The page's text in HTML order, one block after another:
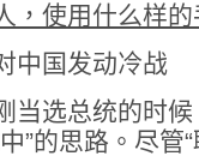
，使用什么样
中国发动冷战
当选总统的时
”的思路。尽管